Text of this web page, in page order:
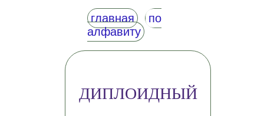
главная
по
алфавиту
ДИПЛОИДНЫЙ